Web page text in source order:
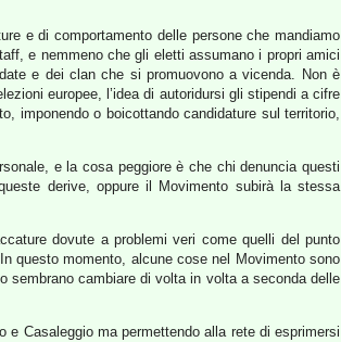
e di comportamento delle persone che mandiamo
e nemmeno che gli eletti assumano i propri amici
e dei clan che si promuovono a vicenda. Non è
europee, l’idea di autoridursi gli stipendi a cifre
imponendo o boicottando candidature sul territorio,
e la cosa peggiore è che chi denuncia questi
derive, oppure il Movimento subirà la stessa
dovute a problemi veri come quelli del punto
questo momento, alcune cose nel Movimento sono
sembrano cambiare di volta in volta a seconda delle
e Casaleggio ma permettendo alla rete di esprimersi